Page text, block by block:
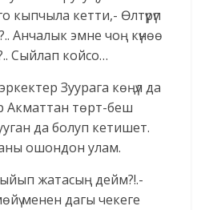
кыпчыла кетти,- Өлтүрүп
Анчалык эмне чоң күнөө
Сыйлап койсо…
Зуурага көңүл да
Акматтан төрт-беш
да болуп кетишет.
ошондон улам.
жатасың дейм?!.-
менен дагы чекеге